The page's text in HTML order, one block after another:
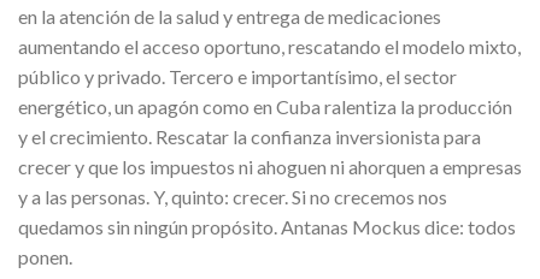
en la atención de la salud y entrega de medicaciones
aumentando el acceso oportuno, rescatando el modelo mixto,
público y privado. Tercero e importantísimo, el sector
energético, un apagón como en Cuba ralentiza la producción
y el crecimiento. Rescatar la confianza inversionista para
crecer y que los impuestos ni ahoguen ni ahorquen a empresas
y a las personas. Y, quinto: crecer. Si no crecemos nos
quedamos sin ningún propósito. Antanas Mockus dice: todos
ponen.